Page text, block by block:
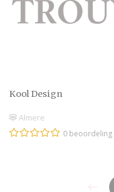
Kool Design
Almere
0 beoordeling